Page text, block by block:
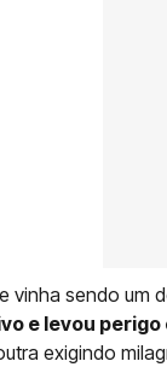
vinha sendo um
e levou
exigindo